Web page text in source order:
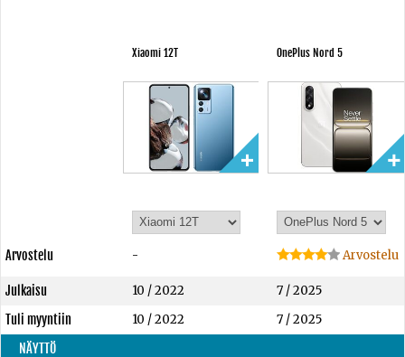
Xiaomi 12T OnePlus Nord 5
Arvostelu - Arvostelu
Julkaisu 10 / 2022
7 / 2025
Tuli myyntiin
10 / 2022
7 / 2025
NÄYTTÖ